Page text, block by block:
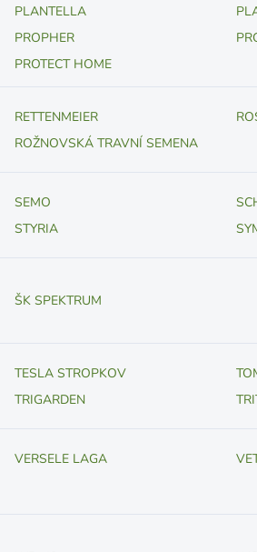
PLANTELLA
PROPHER
PROTECT HOME
RETTENMEIER
ROŽNOVSKÁ TRAVNÍ SEMENA
SEMO
STYRIA
ŠK SPEKTRUM
TESLA STROPKOV
TRIGARDEN
VERSELE LAGA